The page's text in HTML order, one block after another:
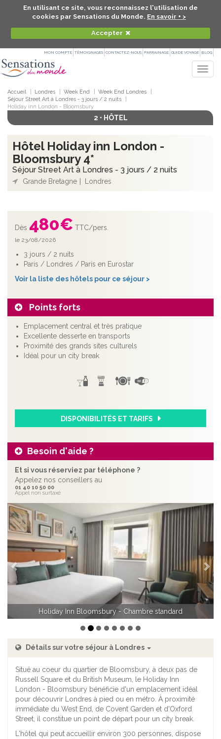
En utilisant ce site, vous reconnaissez l'utilisation de
cookies par Sensations du Monde. En savoir + >
Accepter
MON COMPTE TÉMOIGNAGES CONTACTEZ-NOUS PARRAINAGE GUIDE VOYAGE BLOG
Accueil Londres Week End
Week End Londres
Séjour Street Art à Londres - 3 jours / 2 nuits
Holiday inn London - Bloomsbury
2 • HÔTEL
Hôtel Holiday inn London -
Bloomsbury 4*
Séjour Street Art à Londres - 3 jours / 2 nuits
Grande Bretagne Londres
Dès 480€ TTC/pers.
le 23/08/2026
3 jours / 2 nuits
Paris / Londres / Paris en Eurostar
Voir la liste des hôtels pour ce séjour >
Points forts
Emplacement central et très pratique
Excellente desserte en transports
Proximité des grands sites culturels
Idéal pour un city break
DISPONIBILITÉS ET TARIFS
Besoin d'aide ?
Et si vous réserviez par téléphone ?
Appelez nos conseillers au
01 40 10 50 00
Appel non surtaxé
Holiday Inn Bloomsbury - Chambre standard avec canapé-lit
Précédent
Détails sur votre séjour à Londres
Situé au coeur du quartier de Bloomsbury, à deux pas de
Russell Square et du British Museum, le Holiday Inn
London - Bloomsbury bénéficie d'un emplacement idéal
pour découvrir Londres à pied ou en métro. À proximité
immédiate du West End, de Covent Garden et d'Oxford
Street, il constitue un point de départ pour un city break.
L'hôtel qui peut accueillir environ 300 personnes, dispose